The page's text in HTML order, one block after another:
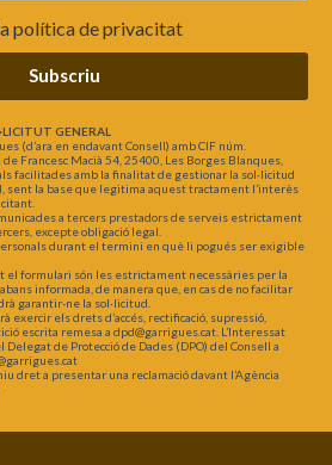
política de privacitat
Subscriu
GENERAL
(d’ara en endavant Consell) amb CIF núm.
Francesc Macià 54, 25400, Les Borges Blanques,
facilitades amb la finalitat de gestionar la sol·licitud
sent la base que legitima aquest tractament l’interès
a tercers prestadors de serveis estrictament
excepte obligació legal.
durant el termini en què li pogués ser exigible
el formulari són les estrictament necessàries per la
informada, de manera que, en cas de no facilitar
garantir-ne la sol·licitud.
exercir els drets d’accés, rectificació, supressió,
escrita remesa a dpd@garrigues.cat. L’Interessat
Delegat de Protecció de Dades (DPO) del Consell a
dret a presentar una reclamació davant l’Agència